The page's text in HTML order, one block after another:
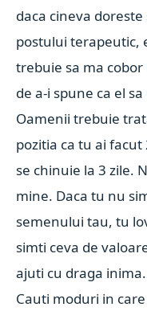
daca cineva
postului terapeutic,
trebuie sa ma
de a-i spune ca el
Oamenii trebuie
pozitia ca tu ai facut
se chinuie la 3 zile.
mine. Daca tu nu
semenului tau, tu
simti ceva de
ajuti cu draga
Cauti moduri in